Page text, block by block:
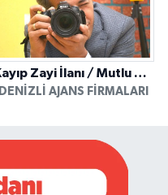
Kayıp Zayi İlanı / Mutlu Ajans / Denizli
DENIZLI AJANS FIRMALARI